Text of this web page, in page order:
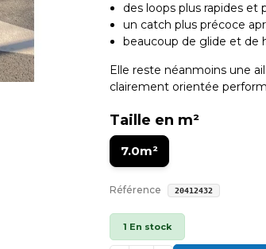
des loops plus rapides et
un catch plus précoce
beaucoup de glide et de
Elle reste néanmoins une
clairement orientée
Taille en m²
7.0m²
Référence 20412432
1 En stock